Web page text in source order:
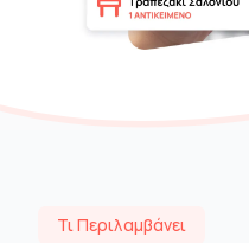
Τι Περιλαμβάνει